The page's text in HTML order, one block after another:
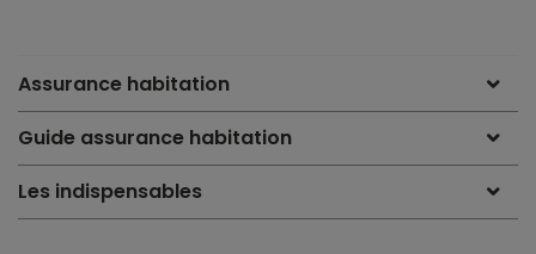
Assurance habitation
Guide assurance habitation
Les indispensables